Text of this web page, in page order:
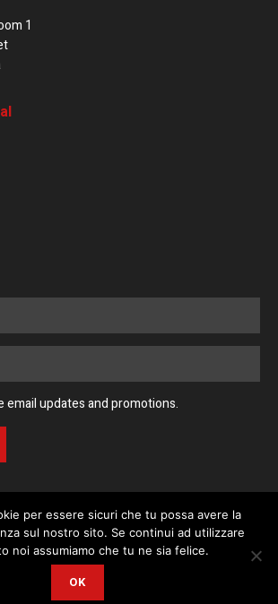
1
email updates and promotions.
con noi Contatto Privacy Policy
/ Fortissimo Ltd
By continuing to use this website you are
per essere sicuri che tu possa avere la
sul nostro sito. Se continui ad utilizzare
noi assumiamo che tu ne sia felice.
OK